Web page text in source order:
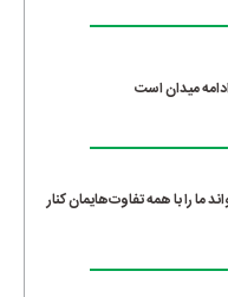
میدان است
ما را با همه تفاوت‌هایمان کنار